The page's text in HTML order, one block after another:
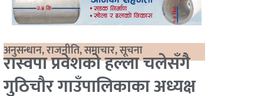
अनुसन्धान,राजनीति,समाचार,सूचना
रास्वपा प्रवेशको हल्ला चलेसँगै
गुठिचौर गाउँपालिकाका अध्यक्ष